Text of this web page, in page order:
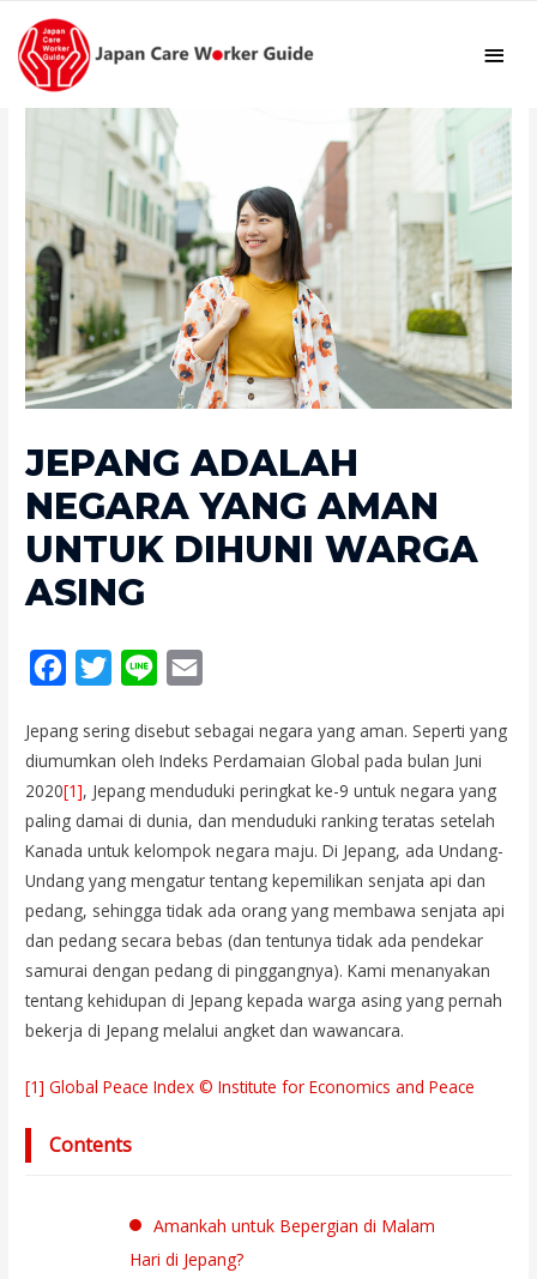
JEPANG ADALAH
NEGARA YANG AMAN
UNTUK DIHUNI WARGA
ASING
c
e
b
o
o
k
T
i
t
t
e
r
n
e
a
i
l
Jepang sering disebut sebagai negara yang aman. Seperti yang
diumumkan oleh Indeks Perdamaian Global pada bulan Juni
2020[1], Jepang menduduki peringkat ke-9 untuk negara yang
paling damai di dunia, dan menduduki ranking teratas setelah
Kanada untuk kelompok negara maju. Di Jepang, ada Undang-
Undang yang mengatur tentang kepemilikan senjata api dan
pedang, sehingga tidak ada orang yang membawa senjata api
dan pedang secara bebas (dan tentunya tidak ada pendekar
samurai dengan pedang di pinggangnya). Kami menanyakan
tentang kehidupan di Jepang kepada warga asing yang pernah
bekerja di Jepang melalui angket dan wawancara.
[1] Global Peace Index © Institute for Economics and Peace
Contents
Amankah untuk Bepergian di Malam
Hari di Jepang?